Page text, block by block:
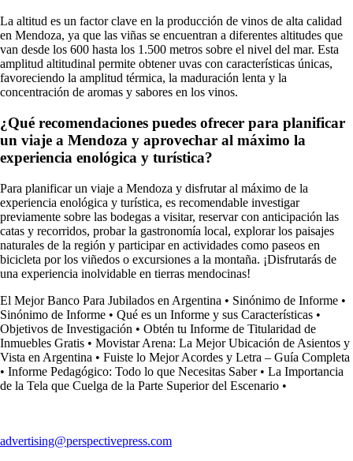
La altitud es un factor clave en la producción de vinos de alta calidad
en Mendoza, ya que las viñas se encuentran a diferentes altitudes que
van desde los 600 hasta los 1.500 metros sobre el nivel del mar. Esta
amplitud altitudinal permite obtener uvas con características únicas,
favoreciendo la amplitud térmica, la maduración lenta y la
concentración de aromas y sabores en los vinos.
¿Qué recomendaciones puedes ofrecer para planificar
un viaje a Mendoza y aprovechar al máximo la
experiencia enológica y turística?
Para planificar un viaje a Mendoza y disfrutar al máximo de la
experiencia enológica y turística, es recomendable investigar
previamente sobre las bodegas a visitar, reservar con anticipación las
catas y recorridos, probar la gastronomía local, explorar los paisajes
naturales de la región y participar en actividades como paseos en
bicicleta por los viñedos o excursiones a la montaña. ¡Disfrutarás de
una experiencia inolvidable en tierras mendocinas!
El Mejor Banco Para Jubilados en Argentina • Sinónimo de Informe •
Sinónimo de Informe • Qué es un Informe y sus Características •
Objetivos de Investigación • Obtén tu Informe de Titularidad de
Inmuebles Gratis • Movistar Arena: La Mejor Ubicación de Asientos y
Vista en Argentina • Fuiste lo Mejor Acordes y Letra – Guía Completa
• Informe Pedagógico: Todo lo que Necesitas Saber• La Importancia
de la Tela que Cuelga de la Parte Superior del Escenario •
advertising@perspectivepress.com